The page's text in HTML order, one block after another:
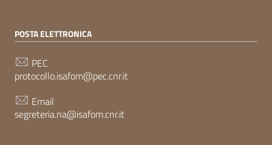
POSTA ELETTRONICA
PEC
protocollo.isafom@pec.cnr.it
Email
segreteria.na@isafom.cnr.it